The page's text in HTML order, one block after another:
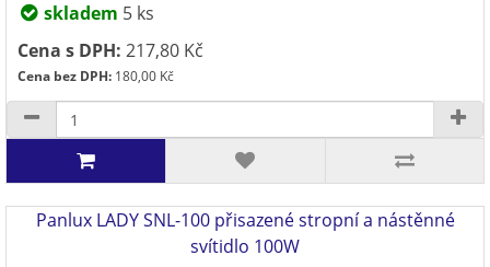
skladem 5 ks
Cena s DPH: 217,80 Kč
Cena bez DPH: 180,00 Kč
Panlux LADY SNL-100 přisazené stropní a nástěnné
svítidlo 100W